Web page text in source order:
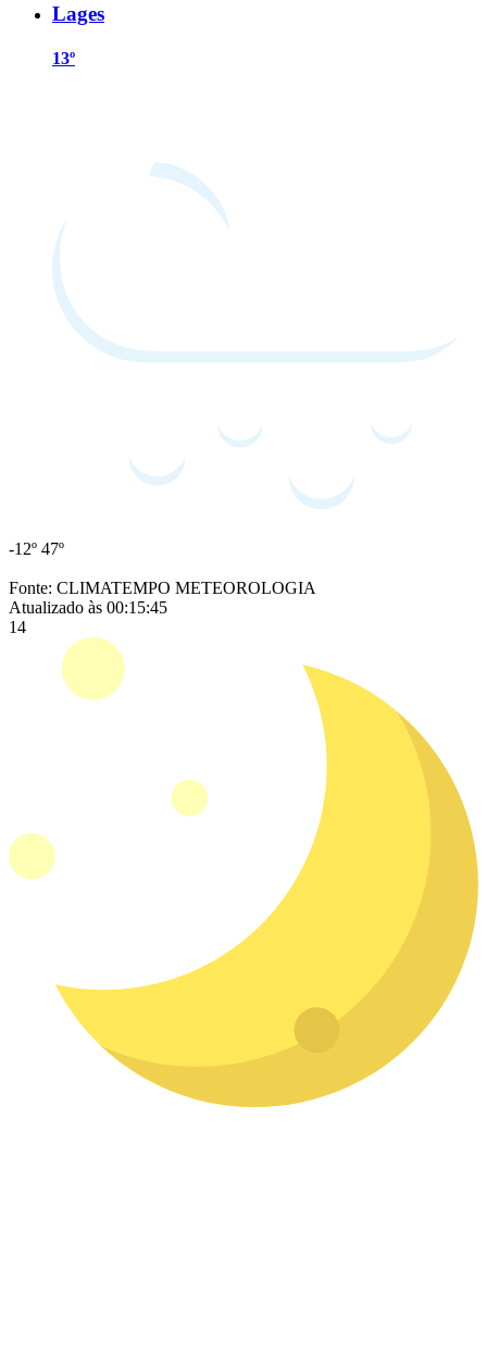
Lages
13º
-12º 47º
Fonte: CLIMATEMPO METEOROLOGIA
Atualizado às 00:15:45
14